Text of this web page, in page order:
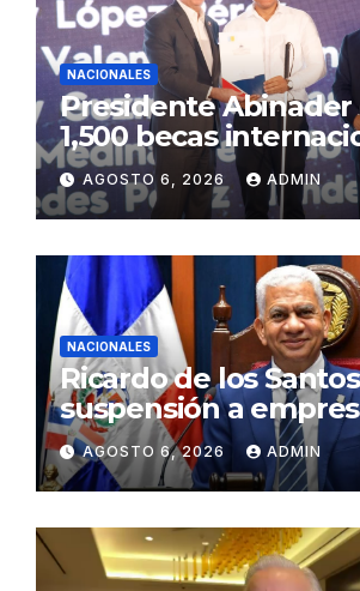
NACIONALES
Presidente
1,500 becas
para cursar
especialización,
doctorados en
del extranjero
AGOSTO 6, 2026 ADMIN
NACIONALES
Ricardo de los
suspensión a
senadores no es una
AGOSTO 6, 2026 ADMIN